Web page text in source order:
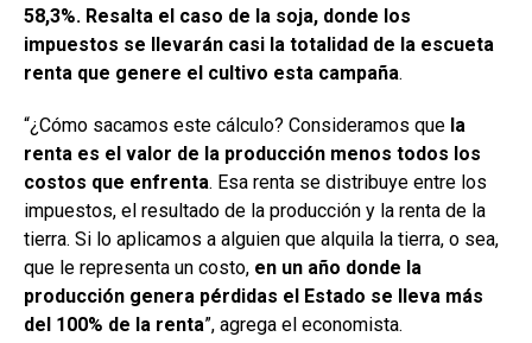
58,3%. Resalta el caso de la soja, donde los
impuestos se llevarán casi la totalidad de la escueta
renta que genere el cultivo esta campaña.
“¿Cómo sacamos este cálculo? Consideramos que la
renta es el valor de la producción menos todos los
costos que enfrenta. Esa renta se distribuye entre los
impuestos, el resultado de la producción y la renta de la
tierra. Si lo aplicamos a alguien que alquila la tierra, o sea,
que le representa un costo, en un año donde la
producción genera pérdidas el Estado se lleva más
del 100% de la renta”, agrega el economista.